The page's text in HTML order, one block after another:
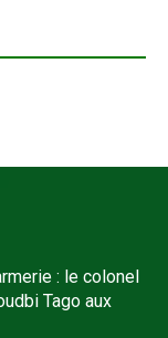
: le colonel
Tago aux